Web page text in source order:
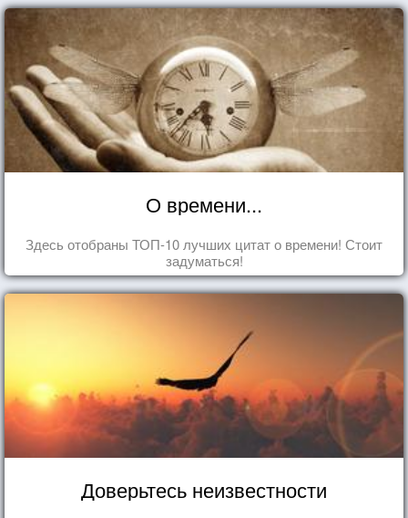
О времени...
Здесь отобраны ТОП-10 лучших цитат о времени! Стоит
задуматься!
Доверьтесь неизвестности